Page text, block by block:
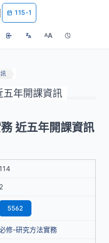
115-1
AA
五年開課資訊
近五年開課資訊
114
2
5562
修-研究方法實務